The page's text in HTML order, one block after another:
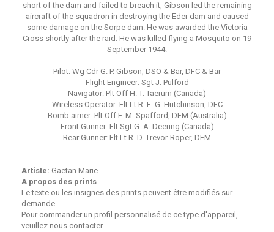
short of the dam and failed to breach it, Gibson led the remaining
aircraft of the squadron in destroying the Eder dam and caused
some damage on the Sorpe dam. He was awarded the Victoria
Cross shortly after the raid. He was killed flying a Mosquito on 19
September 1944.
Pilot: Wg Cdr G. P. Gibson, DSO & Bar, DFC & Bar
Flight Engineer: Sgt J. Pulford
Navigator: Plt Off H. T. Taerum (Canada)
Wireless Operator: Flt Lt R. E. G. Hutchinson, DFC
Bomb aimer: Plt Off F. M. Spafford, DFM (Australia)
Front Gunner: Flt Sgt G. A. Deering (Canada)
Rear Gunner: Flt Lt R. D. Trevor-Roper, DFM
Artiste: Gaëtan Marie
A propos des prints
Le texte ou les insignes des prints peuvent être modifiés sur
demande.
Pour commander un profil personnalisé de ce type d'appareil,
veuillez nous contacter.